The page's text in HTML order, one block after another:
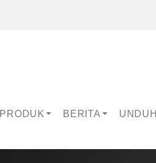
PRODUK BERITA UNDUH